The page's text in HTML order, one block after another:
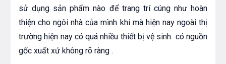
sử dụng sản phẩm nào để trang trí cúng như hoàn
thiện cho ngôi nhà của mình khi mà hiện nay ngoài thị
trường hiện nay có quá nhiều thiết bị vệ sinh có nguồn
gốc xuất xứ không rõ ràng .